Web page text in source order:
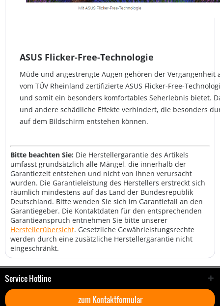
ASUS Flicker-Free-Technologie
Müde und angestrengte Augen gehören der Vergangenheit
vom TÜV Rheinland zertifizierte ASUS Flicker-Free-
und somit ein besonders komfortables Seherlebnis bietet.
und andere schädliche Effekte verhindert, die besonders
auf dem Bildschirm entstehen können.
Bitte beachten Sie: Die Herstellergarantie des Artikels
umfasst grundsätzlich alle Mängel, die innerhalb der
Garantiezeit entstehen und nicht von Ihnen verursacht
wurden. Die Garantieleistung des Herstellers erstreckt sich
räumlich mindestens auf das Land der Bundesrepublik
Deutschland. Bitte wenden Sie sich im Garantiefall an den
Garantiegeber. Die Kontaktdaten für den entsprechenden
Garantieanspruch entnehmen Sie bitte unserer
Herstellerübersicht. Gesetzliche Gewährleistungsrechte
werden durch eine zusätzliche Herstellergarantie nicht
eingeschränkt.
Service Hotline
zum Kontaktformular